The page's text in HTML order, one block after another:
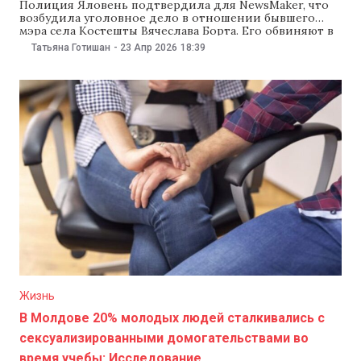
Полиция Яловень подтвердила для NewsMaker, что
возбудила уголовное дело в отношении бывшего
мэра села Костешты Вячеслава Борта. Его обвиняют в
том, что он якобы незаконно подключил свой дом к
электросети местного детского сада. Борта
«Демократия дома», котрую возглавляет Василе
Костюк. Борта отвергает
Татьяна Готишан - 23 Апр 2026 18:39
Жизнь
В Молдове 20% молодых людей сталкивались с
сексуализированными домогательствами во